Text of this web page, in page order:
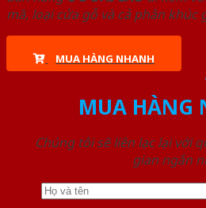
mã, loại cửa gỗ và cả phân khúc
MUA HÀNG NHANH
MUA HÀNG
Chúng tôi sẽ liên lạc lại với
gian ngắn